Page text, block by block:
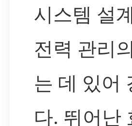
시스템 설
전력 관리
는 데 있어
다. 뛰어난